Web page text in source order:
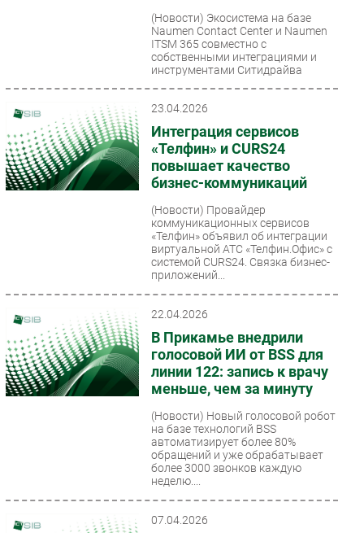
(Новости) Экосистема на базе
Naumen Contact Center и Naumen
ITSM 365 совместно с
собственными интеграциями и
инструментами Ситидрайва
23.04.2026
Интеграция сервисов
«Телфин» и CURS24
повышает качество
бизнес-коммуникаций
(Новости) Провайдер
коммуникационных сервисов
«Телфин» объявил об интеграции
виртуальной АТС «Телфин.Офис» с
системой CURS24. Связка бизнес-
приложений...
22.04.2026
В Прикамье внедрили
голосовой ИИ от BSS для
линии 122: запись к врачу
меньше, чем за минуту
(Новости) Новый голосовой робот
на базе технологий BSS
автоматизирует более 80%
обращений и уже обрабатывает
более 3000 звонков каждую
неделю....
07.04.2026